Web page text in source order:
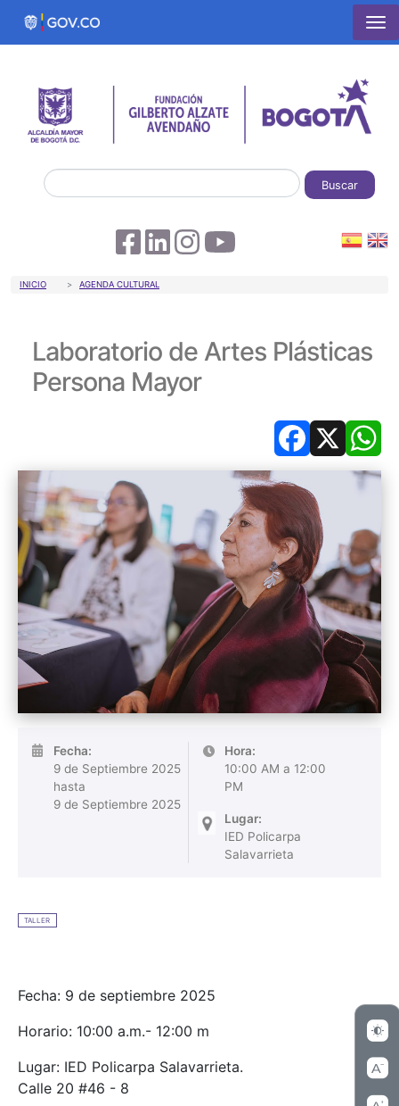
Pasar al contenido principal
Buscar
Sobrescribir enlaces de ayuda a la
INICIO AGENDA CULTURAL
Laboratorio de Artes Plásticas
Persona Mayor
Facebook
X
Fecha:
9 de Septiembre 2025
hasta
9 de Septiembre 2025
Hora:
10:00 AM a 12:00
PM
Lugar:
IED Policarpa
Salavarrieta
TALLER
Fecha: 9 de septiembre 2025
Horario: 10:00 a.m.- 12:00 m
Lugar: IED Policarpa Salavarrieta.
Calle 20 #46 - 8